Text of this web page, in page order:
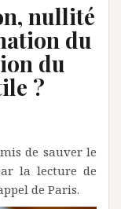
nullité
du
du
?
de sauver le
la lecture de
de Paris.